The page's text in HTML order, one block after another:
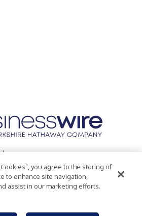
Inc.
Policy
Accessibility Statement
you agree to the storing of
to enhance site navigation,
assist in our marketing efforts.